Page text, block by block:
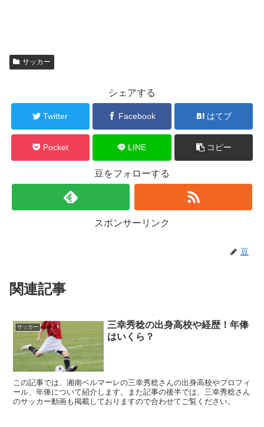
サッカー
シェアする
Twitter Facebook はてブ
Pocket LINE コピー
豆をフォローする
スポンサーリンク
豆
関連記事
サッカー
三幸秀稔の出身高校や経歴！年俸
はいくら？
この記事では、湘南ベルマーレの三幸秀稔さんの出身高校やプロフィ
ール、年俸について紹介します。また記事の後半では、三幸秀稔さん
のサッカー動画も掲載しておりますので合わせてご覧ください。